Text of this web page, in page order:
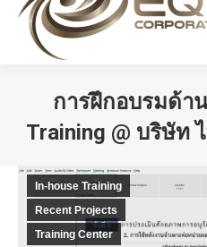
การฝึกอบรมด้า
Training @ บริษัท
In-house Training
Recent Projects
Training Center